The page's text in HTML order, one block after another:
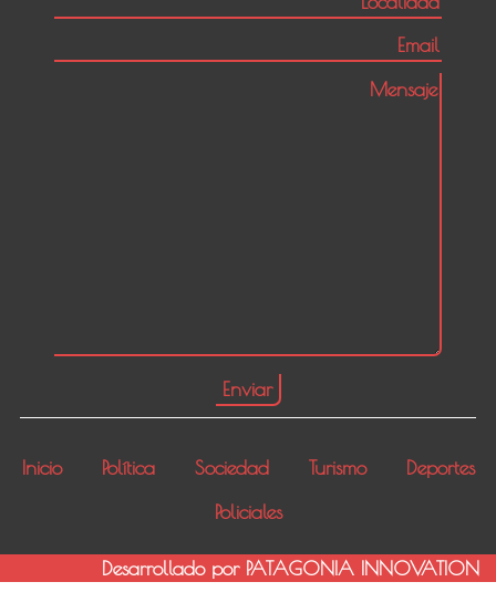
Inicio Política Sociedad Turismo
Deportes
Policiales
Desarrollado por PATAGONIA INNOVATION